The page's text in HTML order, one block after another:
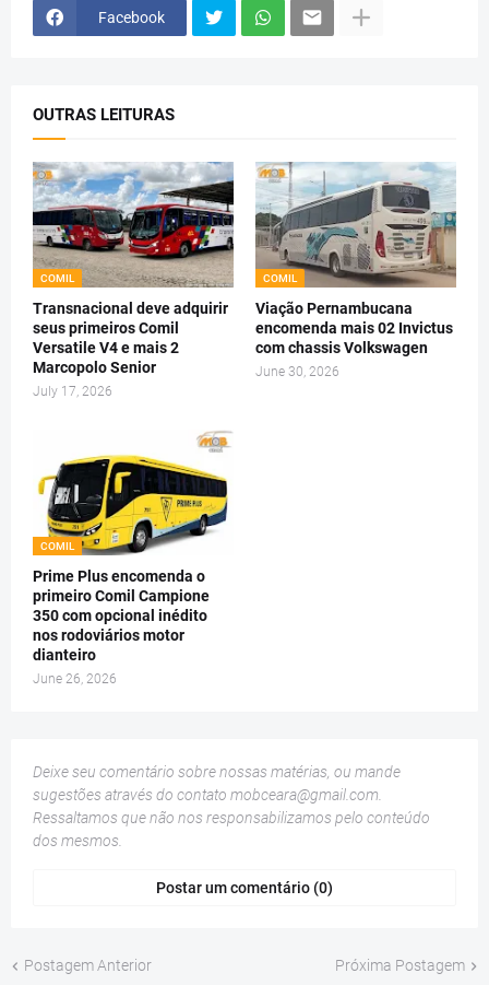
Facebook
OUTRAS LEITURAS
COMIL
Transnacional deve adquirir
seus primeiros Comil
Versatile V4 e mais 2
Marcopolo Senior
July 17, 2026
COMIL
Viação Pernambucana
encomenda mais 02 Invictus
com chassis Volkswagen
June 30, 2026
COMIL
Prime Plus encomenda o
primeiro Comil Campione
350 com opcional inédito
nos rodoviários motor
dianteiro
June 26, 2026
Deixe seu comentário sobre nossas matérias, ou mande
sugestões através do contato mobceara@gmail.com.
Ressaltamos que não nos responsabilizamos pelo conteúdo
dos mesmos.
Postar um comentário (0)
Postagem Anterior Próxima Postagem